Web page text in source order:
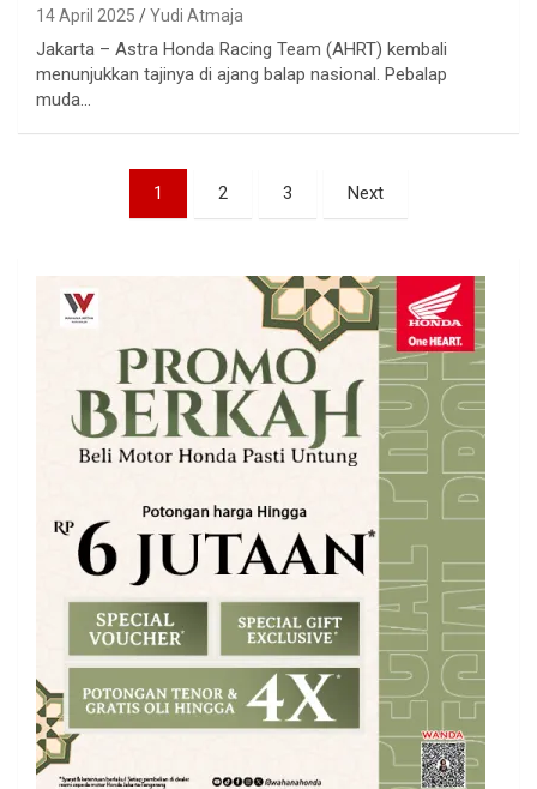
14 April 2025 Yudi Atmaja
Jakarta – Astra Honda Racing Team (AHRT) kembali
menunjukkan tajinya di ajang balap nasional. Pebalap
muda…
1 2 3 Next